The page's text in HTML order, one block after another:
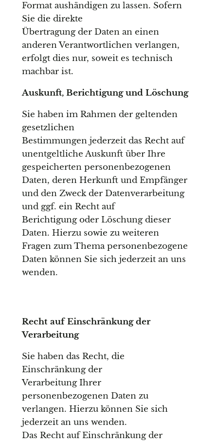
Format aushändigen zu lassen. Sofern
Sie die direkte
Übertragung der Daten an einen
anderen Verantwortlichen verlangen,
erfolgt dies nur, soweit es technisch
machbar ist.
Auskunft, Berichtigung und Löschung
Sie haben im Rahmen der geltenden
gesetzlichen
Bestimmungen jederzeit das Recht auf
unentgeltliche Auskunft über Ihre
gespeicherten personenbezogenen
Daten, deren Herkunft und Empfänger
und den Zweck der Datenverarbeitung
und ggf. ein Recht auf
Berichtigung oder Löschung dieser
Daten. Hierzu sowie zu weiteren
Fragen zum Thema personenbezogene
Daten können Sie sich jederzeit an uns
wenden.
Recht auf Einschränkung der
Verarbeitung
Sie haben das Recht, die
Einschränkung der
Verarbeitung Ihrer
personenbezogenen Daten zu
verlangen. Hierzu können Sie sich
jederzeit an uns wenden.
Das Recht auf Einschränkung der